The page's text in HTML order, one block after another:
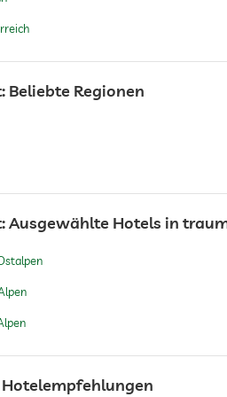
Beliebte Regionen
Ausgewählte Hotels in